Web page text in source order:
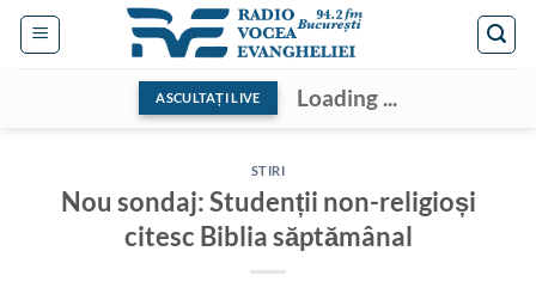
Skip
ASCULTAȚI LIVE Loading ...
STIRI
Nou sondaj: Studenții non-religioși
citesc Biblia săptămânal